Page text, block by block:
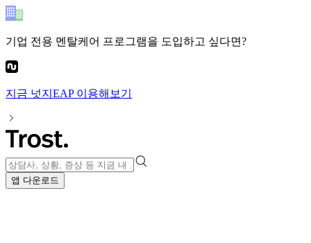
기업 전용 멘탈케어 프로그램을 도입하고 싶다면?
지금 넛지EAP이용해보기
앱 다운로드